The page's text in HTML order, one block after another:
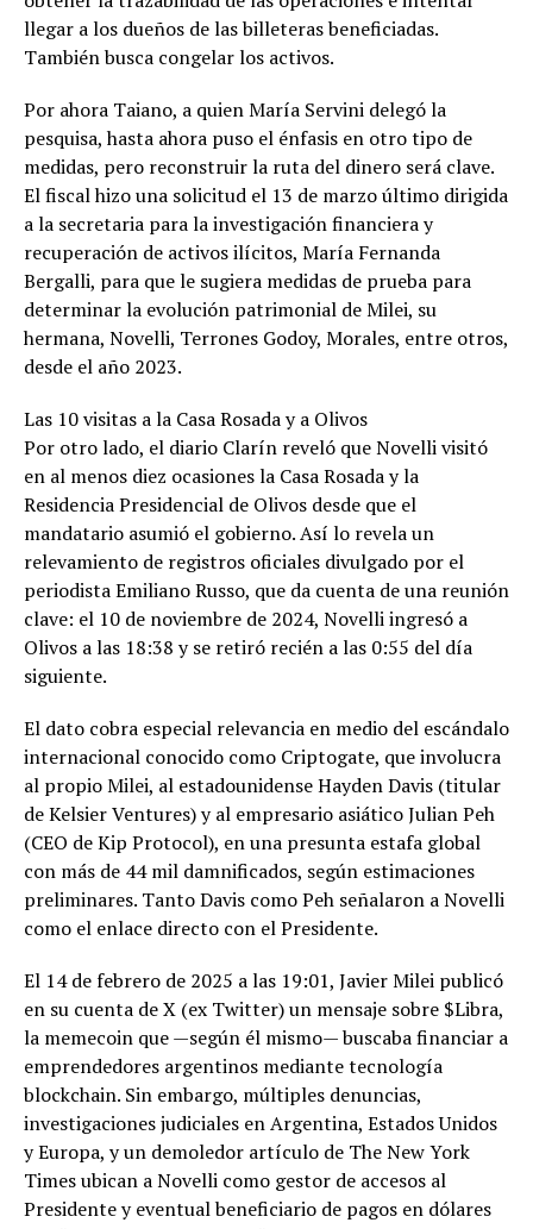
llegar a los dueños de las billeteras beneficiadas.
También busca congelar los activos.
Por ahora Taiano, a quien María Servini delegó la
pesquisa, hasta ahora puso el énfasis en otro tipo de
medidas, pero reconstruir la ruta del dinero será clave.
El fiscal hizo una solicitud el 13 de marzo último dirigida
a la secretaria para la investigación financiera y
recuperación de activos ilícitos, María Fernanda
Bergalli, para que le sugiera medidas de prueba para
determinar la evolución patrimonial de Milei, su
hermana, Novelli, Terrones Godoy, Morales, entre otros,
desde el año 2023.
Las 10 visitas a la Casa Rosada y a Olivos
Por otro lado, el diario Clarín reveló que Novelli visitó
en al menos diez ocasiones la Casa Rosada y la
Residencia Presidencial de Olivos desde que el
mandatario asumió el gobierno. Así lo revela un
relevamiento de registros oficiales divulgado por el
periodista Emiliano Russo, que da cuenta de una reunión
clave: el 10 de noviembre de 2024, Novelli ingresó a
Olivos a las 18:38 y se retiró recién a las 0:55 del día
siguiente.
El dato cobra especial relevancia en medio del escándalo
internacional conocido como Criptogate, que involucra
al propio Milei, al estadounidense Hayden Davis (titular
de Kelsier Ventures) y al empresario asiático Julian Peh
(CEO de Kip Protocol), en una presunta estafa global
con más de 44 mil damnificados, según estimaciones
preliminares. Tanto Davis como Peh señalaron a Novelli
como el enlace directo con el Presidente.
El 14 de febrero de 2025 a las 19:01, Javier Milei publicó
en su cuenta de X (ex Twitter) un mensaje sobre $Libra,
la memecoin que —según él mismo— buscaba financiar a
emprendedores argentinos mediante tecnología
blockchain. Sin embargo, múltiples denuncias,
investigaciones judiciales en Argentina, Estados Unidos
y Europa, y un demoledor artículo de The New York
Times ubican a Novelli como gestor de accesos al
Presidente y eventual beneficiario de pagos en dólares